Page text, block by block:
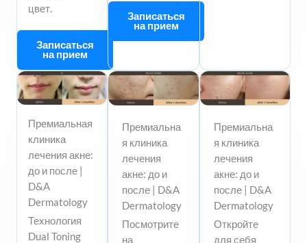
цвет.
Записаться
на прием
Записаться
на прием
Премиальная
клиника
лечения акне:
до и после |
D&A
Dermatology
Технология
Dual Toning
Премиальна
я клиника
лечения
акне: до и
после | D&A
Dermatology
Посмотрите
на
Премиальна
я клиника
лечения
акне: до и
после | D&A
Dermatology
Откройте
для себя